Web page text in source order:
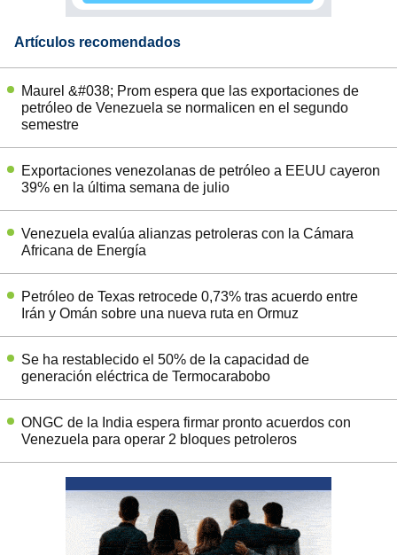
Artículos recomendados
Maurel &#038; Prom espera que las exportaciones de
petróleo de Venezuela se normalicen en el segundo
semestre
Exportaciones venezolanas de petróleo a EEUU cayeron
39% en la última semana de julio
Venezuela evalúa alianzas petroleras con la Cámara
Africana de Energía
Petróleo de Texas retrocede 0,73% tras acuerdo entre
Irán y Omán sobre una nueva ruta en Ormuz
Se ha restablecido el 50% de la capacidad de
generación eléctrica de Termocarabobo
ONGC de la India espera firmar pronto acuerdos con
Venezuela para operar 2 bloques petroleros